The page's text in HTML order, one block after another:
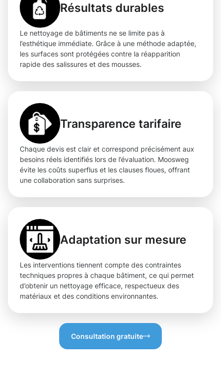
Résultats durables
Le nettoyage de bâtiments ne se limite pas à
l’esthétique immédiate. Grâce à une méthode adaptée,
les surfaces sont protégées contre la réapparition
rapide des salissures et des mousses.
Transparence tarifaire
Chaque devis est clair et correspond précisément aux
besoins réels identifiés lors de l’évaluation. Moosweg
évite les coûts superflus et les clauses floues, offrant
une collaboration sans surprises.
Adaptation sur mesure
Les interventions tiennent compte des contraintes
techniques propres à chaque bâtiment, ce qui permet
d’obtenir un nettoyage efficace, respectueux des
matériaux et des conditions environnantes.
Consultation gratuite